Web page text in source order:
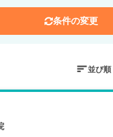
条件の変更
並び順